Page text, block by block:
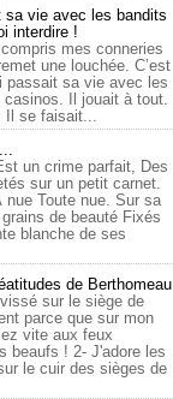
vie avec les bandits
interdire !
mes conneries
une louchée. C’est
passait sa vie avec les
Il jouait à tout.
Il se faisait...
un crime parfait, Des
sur un petit carnet.
nue Toute nue. Sur sa
de beauté Fixés
blanche de ses
de Berthomeau
sur le siège de
parce que sur mon
vite aux feux
beaufs ! 2- J'adore les
le cuir des sièges de